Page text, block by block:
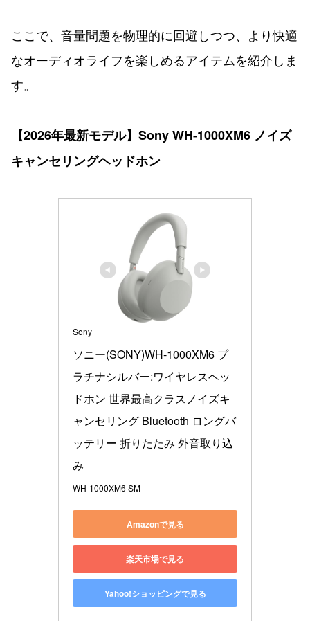
ここで、音量問題を物理的に回避しつつ、より快適
なオーディオライフを楽しめるアイテムを紹介しま
す。
【2026年最新モデル】Sony WH-1000XM6 ノイズ
キャンセリングヘッドホン
Sony
ソニー(SONY)WH-1000XM6 プ
ラチナシルバー:ワイヤレスヘッ
ドホン 世界最高クラスノイズキ
ャンセリング Bluetooth ロングバ
ッテリー 折りたたみ 外音取り込
み
WH-1000XM6 SM
Amazonで見る
楽天市場で見る
Yahoo!ショッピングで見る